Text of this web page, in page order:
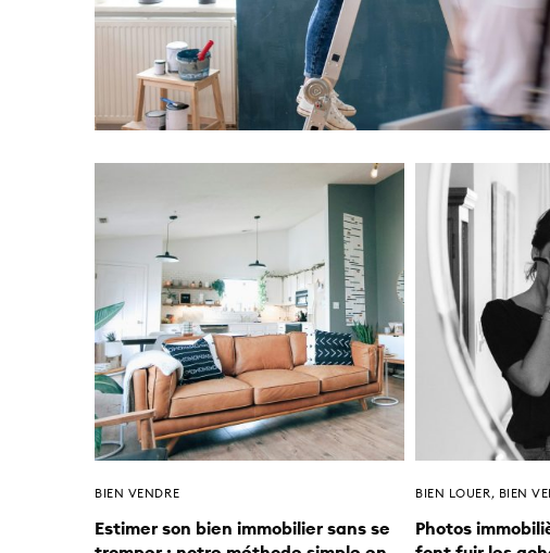
BIEN VENDRE
Estimer son bien immobilier sans se
BIEN LOUER , BIEN
Photos